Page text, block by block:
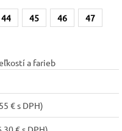
44 45 46 47
a farieb
€ s DPH)